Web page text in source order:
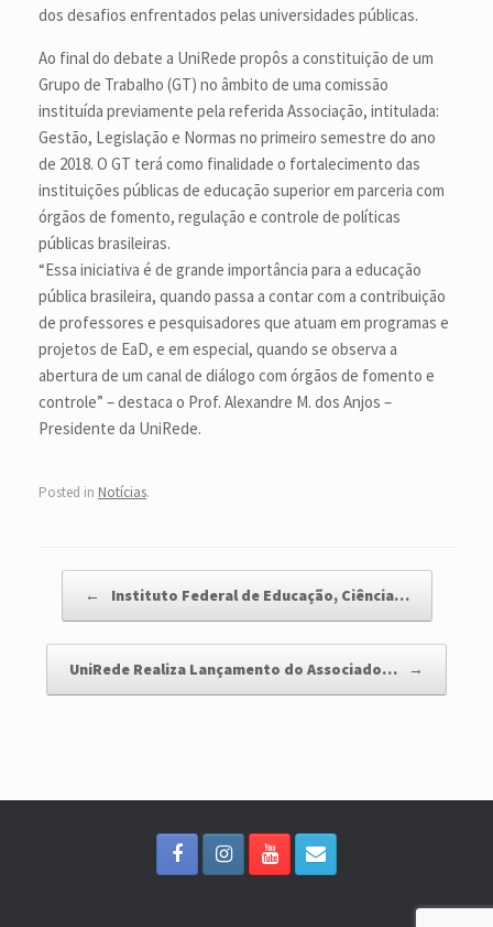
dos desafios enfrentados pelas universidades públicas.
Ao final do debate a UniRede propôs a constituição de um
Grupo de Trabalho (GT) no âmbito de uma comissão
instituída previamente pela referida Associação, intitulada:
Gestão, Legislação e Normas no primeiro semestre do ano
de 2018. O GT terá como finalidade o fortalecimento das
instituições públicas de educação superior em parceria com
órgãos de fomento, regulação e controle de políticas
públicas brasileiras.
“Essa iniciativa é de grande importância para a educação
pública brasileira, quando passa a contar com a contribuição
de professores e pesquisadores que atuam em programas e
projetos de EaD, e em especial, quando se observa a
abertura de um canal de diálogo com órgãos de fomento e
controle” – destaca o Prof. Alexandre M. dos Anjos –
Presidente da UniRede.
Posted in Notícias.
← Instituto Federal de Educação, Ciência…
UniRede Realiza Lançamento do Associado… →